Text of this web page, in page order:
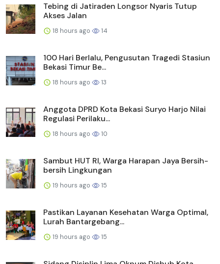
Tebing di Jatiraden Longsor Nyaris Tutup
Akses Jalan
18 hours ago 14
100 Hari Berlalu, Pengusutan Tragedi Stasiun
Bekasi Timur Be...
18 hours ago 13
Anggota DPRD Kota Bekasi Suryo Harjo Nilai
Regulasi Perilaku...
18 hours ago 10
Sambut HUT RI, Warga Harapan Jaya Bersih-
bersih Lingkungan
19 hours ago 15
Pastikan Layanan Kesehatan Warga Optimal,
Lurah Bantargebang...
19 hours ago 15